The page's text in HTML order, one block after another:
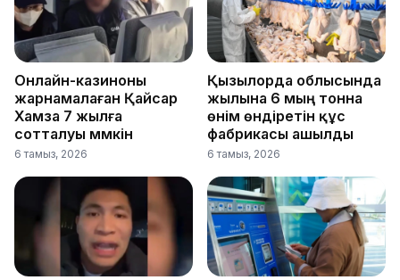
Онлайн-казиноны
жарнамалаған Қайсар
Хамза 7 жылға
сотталуы мүмкін
6 тамыз, 2026
Қызылорда облысында
жылына 6 мың тонна
өнім өндіретін құс
фабрикасы ашылды
6 тамыз, 2026